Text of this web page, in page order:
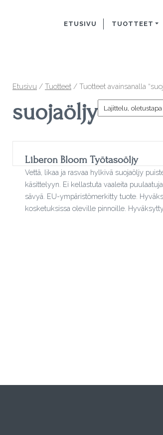
ETUSIVU TUOTTEET
Etusivu / Tuotteet / Tuotteet avainsanalla
suojaöljy
Liberon Bloom Työtasoöljy
Vettä, likaa ja rasvaa hylkivä suojaöljy
käsittelyyn. Ei kellastuta vaaleita
sävyä. EU-ympäristömerkitty tuote.
kosketuksissa oleville pinnoille.